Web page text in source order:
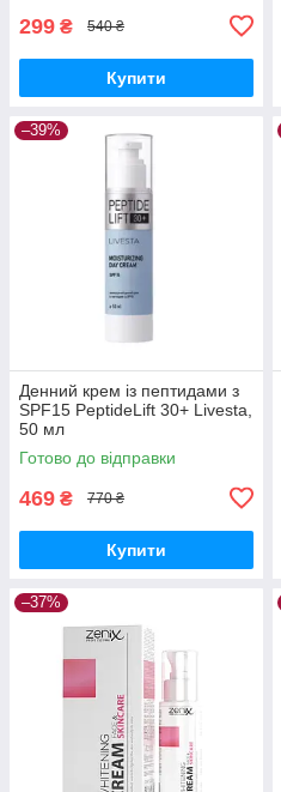
299 ₴ 540 ₴
Купити
–39%
Денний крем із пептидами з
SPF15 PeptideLift 30+ Livesta,
50 мл
Готово до відправки
469 ₴ 770 ₴
Купити
–37%